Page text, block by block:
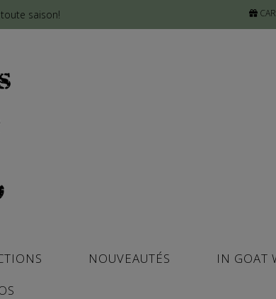
saison!
NOUVEAUTÉS
IN GOAT